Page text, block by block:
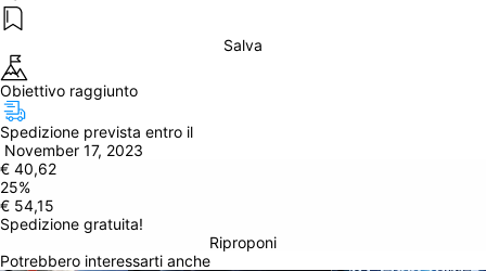
Salva
Obiettivo raggiunto
Spedizione prevista entro il
November 17, 2023
€ 40,62
25%
€ 54,15
Spedizione gratuita!
Riproponi
Potrebbero interessarti anche